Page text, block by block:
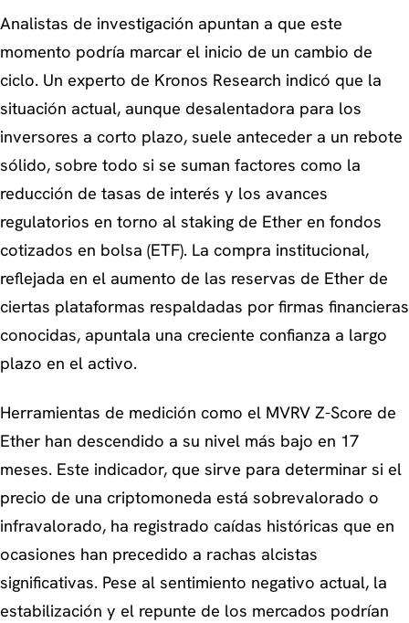
Analistas de investigación apuntan a que este
momento podría marcar el inicio de un cambio de
ciclo. Un experto de Kronos Research indicó que la
situación actual, aunque desalentadora para los
inversores a corto plazo, suele anteceder a un rebote
sólido, sobre todo si se suman factores como la
reducción de tasas de interés y los avances
regulatorios en torno al staking de Ether en fondos
cotizados en bolsa (ETF). La compra institucional,
reflejada en el aumento de las reservas de Ether de
ciertas plataformas respaldadas por firmas financieras
conocidas, apuntala una creciente confianza a largo
plazo en el activo.
Herramientas de medición como el MVRV Z-Score de
Ether han descendido a su nivel más bajo en 17
meses. Este indicador, que sirve para determinar si el
precio de una criptomoneda está sobrevalorado o
infravalorado, ha registrado caídas históricas que en
ocasiones han precedido a rachas alcistas
significativas. Pese al sentimiento negativo actual, la
estabilización y el repunte de los mercados podrían